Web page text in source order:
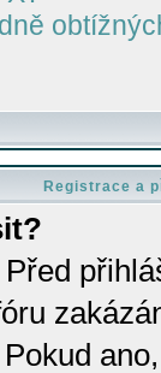
Registrace a